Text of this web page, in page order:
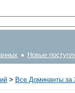
Новые
> Все Доминанты за